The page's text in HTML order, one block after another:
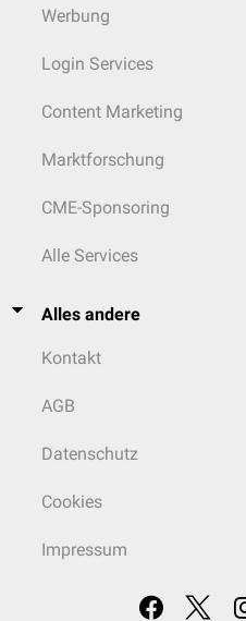
Werbung
Login Services
Content Marketing
Marktforschung
CME-Sponsoring
Alle Services
Alles andere
Kontakt
AGB
Datenschutz
Cookies
Impressum